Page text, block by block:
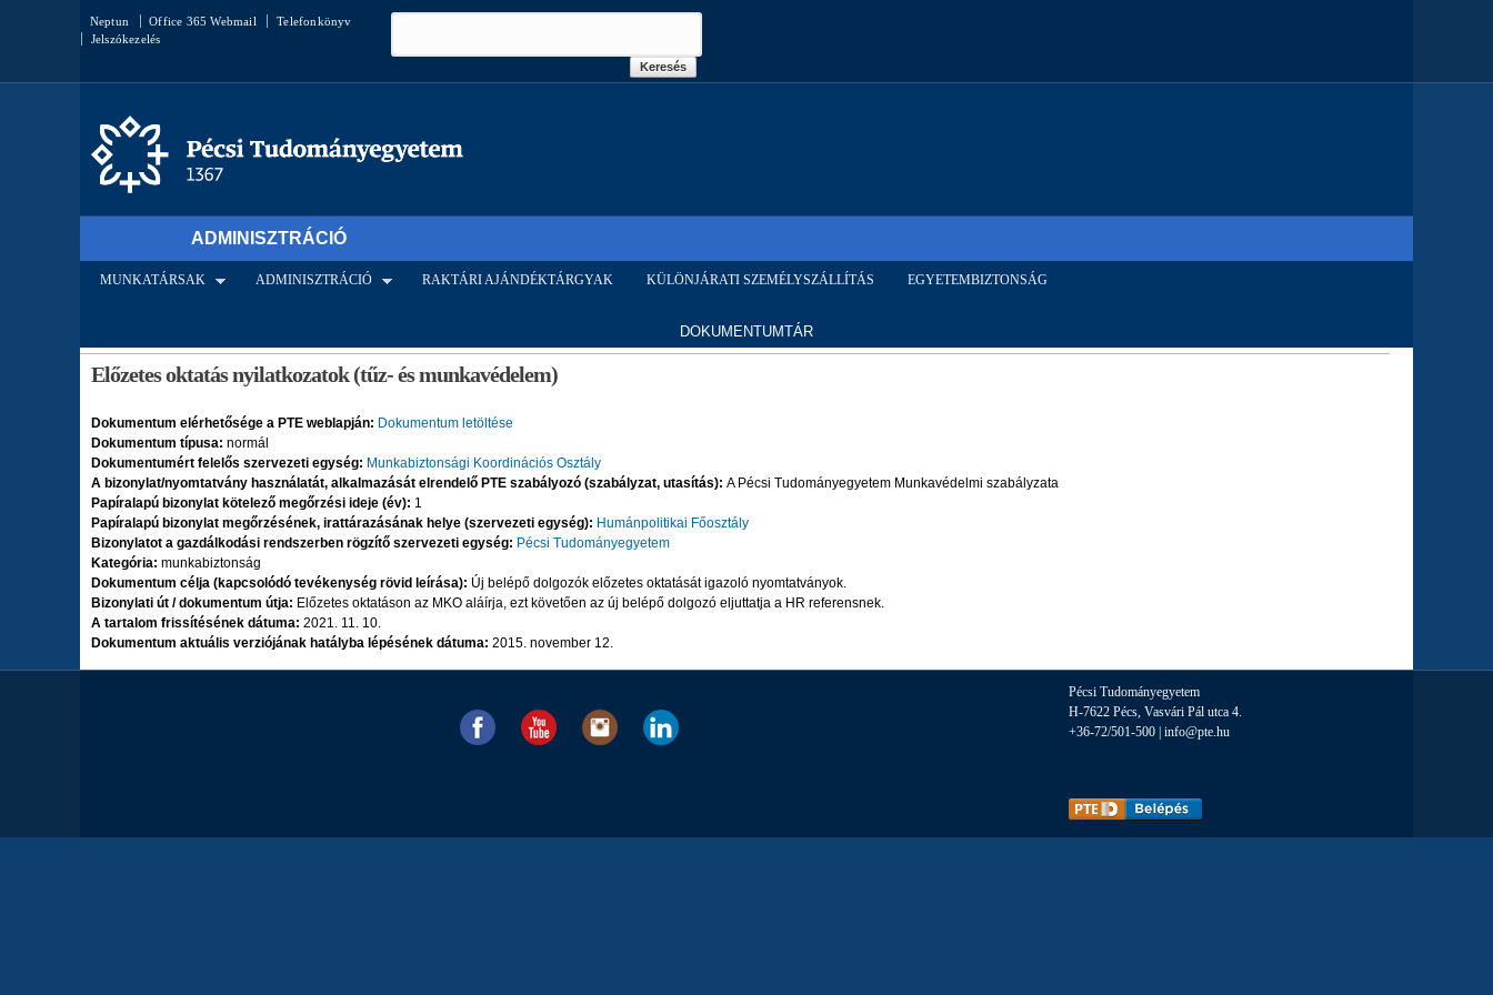
Ugrás a
Neptun Office 365 Webmail
Telefonkönyv
Jelszókezelés
Keresés űrlap
Keresés
ADMINISZTRÁCIÓ
MUNKATÁRSAK ADMINISZTRÁCIÓ RAKTÁRI AJÁNDÉKTÁRGYAK KÜLÖNJÁRATI SZEMÉLYSZÁLLÍTÁS EGYETEMBIZTONSÁG
DOKUMENTUMTÁR
Jelenlegi hely
Előzetes oktatás nyilatkozatok (tűz- és munkavédelem)
Dokumentum elérhetősége a PTE weblapján: Dokumentum letöltése
Dokumentum típusa: normál
Dokumentumért felelős szervezeti egység: Munkabiztonsági Koordinációs Osztály
A bizonylat/nyomtatvány használatát, alkalmazását elrendelő PTE szabályozó (szabályzat, utasítás): A Pécsi Tudományegyetem Munkavédelmi szabályzata
Papíralapú bizonylat kötelező megőrzési ideje (év): 1
Papíralapú bizonylat megőrzésének, irattárazásának helye (szervezeti egység): Humánpolitikai Főosztály
Bizonylatot a gazdálkodási rendszerben rögzítő szervezeti egység: Pécsi Tudományegyetem
Kategória: munkabiztonság
Dokumentum célja (kapcsolódó tevékenység rövid leírása): Új belépő dolgozók előzetes oktatását igazoló nyomtatványok.
Bizonylati út / dokumentum útja: Előzetes oktatáson az MKO aláírja, ezt követően az új belépő dolgozó eljuttatja a HR referensnek.
A tartalom frissítésének dátuma: 2021. 11. 10.
Dokumentum aktuális verziójának hatályba lépésének dátuma: 2015. november 12.
Pécsi Tudományegyetem
H-7622 Pécs, Vasvári Pál utca 4.
+36-72/501-500 | info@pte.hu